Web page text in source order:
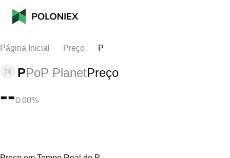
Página Inicial Preço P
PPoP PlanetPreço
--0.00%